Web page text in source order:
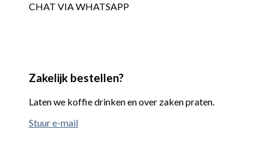
CHAT VIA WHATSAPP
Zakelijk bestellen?
Laten we koffie drinken en over zaken praten.
Stuur e-mail